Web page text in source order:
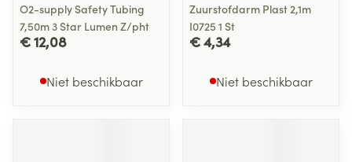
O2-supply Safety Tubing
7,50m 3 Star Lumen Z/pht
€ 12,08
Niet beschikbaar
Zuurstofdarm Plast 2,1m
I0725 1 St
€ 4,34
Niet beschikbaar